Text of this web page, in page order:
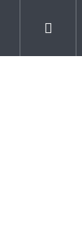
Prodejna